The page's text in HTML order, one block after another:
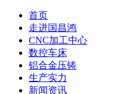
首页
走进国昌鸿
CNC加工中心
数控车床
铝合金压铸
生产实力
新闻资讯